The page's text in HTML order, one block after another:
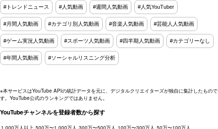
#トレンドニュース #人気動画 #週間人気動画 #人気YouTuber
#月間人気動画 #カテゴリ別人気動画 #音楽人気動画 #芸能人人気動画
#ゲーム実況人気動画 #スポーツ人気動画 #四半期人気動画 #カテゴリーなし
#年間人気動画 #ソーシャルリスニング分析
※本サービスはYouTube APIの統計データを元に、デジタルクリエイターズが独自に集計したもので
す。YouTube公式のランキングではありません。
YouTubeチャンネルを登録者数から探す
1,000万人以上 500万〜1,000万人 300万〜500万人 100万〜300万人 50万〜100万人